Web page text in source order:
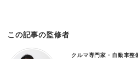
この記事の監修者
クルマ専門家・自動車整